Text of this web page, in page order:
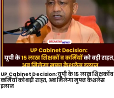
UP Cabinet Decision: यूपी के 15 लाख शिक्षकों व
कर्मियों को बड़ी राहत, अब मिलेगा मुफ्त कैशलेस
इलाज